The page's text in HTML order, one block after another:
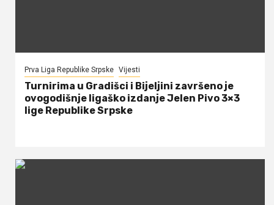
Prva Liga Republike Srpske Vijesti
Turnirima u Gradišci i Bijeljini završeno je
ovogodišnje ligaško izdanje Jelen Pivo 3×3
lige Republike Srpske